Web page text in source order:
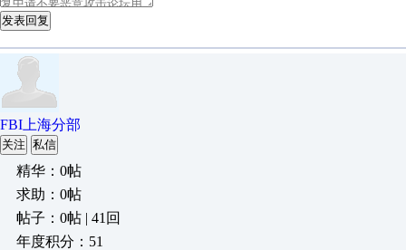
发表回复
FBI上海分部
关注 私信
精华：0帖
求助：0帖
帖子：0帖 | 41回
年度积分：51